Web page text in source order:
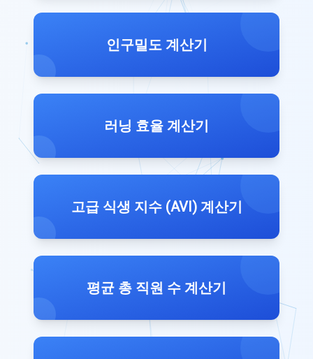
인구밀도 계산기
러닝 효율 계산기
고급 식생 지수 (AVI) 계산기
평균 총 직원 수 계산기